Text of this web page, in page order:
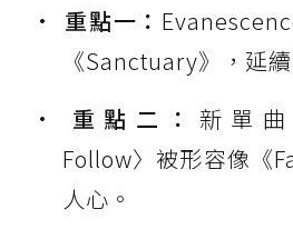
重點一：
《Sanctuary》，延
重點二： 新單曲
Follow〉被形容像《
人心。